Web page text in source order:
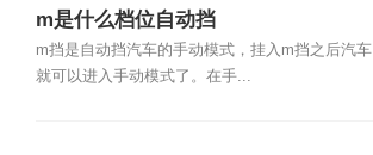
m是什么档位自动挡
m挡是自动挡汽车的手动模式，挂入m挡之后汽车
就可以进入手动模式了。在手...